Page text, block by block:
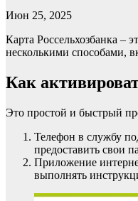
Июн 25, 2025
Карта Россельхозбанка –
несколькими способами,
Как
Это простой и быстрый
Телефон в службу
предоставить свои
Приложение
выполнять